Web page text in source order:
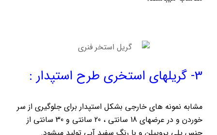
3- گریلهای استخری طرح استپدار :
مشابه نمونه های خارجی بشکل استپدار برای جلوگیری از سر
خوردن و در عرضهای 18 سانتی ، 20 سانتی و 30 سانتی از